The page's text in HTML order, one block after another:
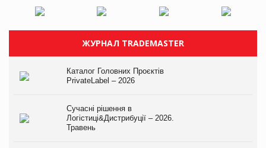
ЖУРНАЛ TRADEMASTER
Каталог Головних Проєктів
PrivateLabel – 2026
Сучасні рішення в
Логістиці&Дистрибуції – 2026.
Травень